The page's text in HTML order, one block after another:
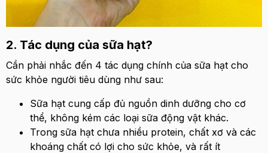
2. Tác dụng của sữa hạt?
Cần phải nhắc đến 4 tác dụng chính của sữa hạt cho
sức khỏe người tiêu dùng như sau:
Sữa hạt cung cấp đủ nguồn dinh dưỡng cho cơ
thể, không kém các loại sữa động vật khác.
Trong sữa hạt chưa nhiều protein, chất xơ và các
khoáng chất có lợi cho sức khỏe, và rất ít